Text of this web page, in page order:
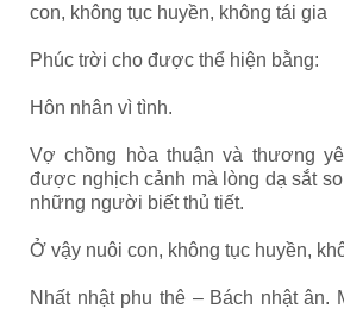
con, không tục huyền, không tái gia
Phúc trời cho được thể hiện bằng:
Hôn nhân vì tình.
Vợ chồng hòa thuận và thương
được nghịch cảnh mà lòng dạ sắt
những người biết thủ tiết.
Ở vậy nuôi con, không tục huyền,
Nhất nhật phu thê – Bách nhật ân.